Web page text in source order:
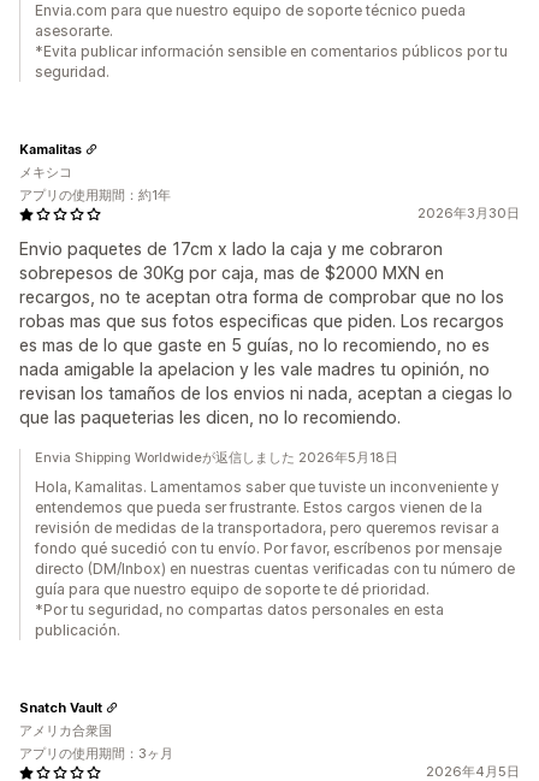
Envia.com para que nuestro equipo de soporte técnico pueda
asesorarte.
*Evita publicar información sensible en comentarios públicos por tu
seguridad.
2026年3月30日
Envio paquetes de 17cm x lado la caja y me cobraron
sobrepesos de 30Kg por caja, mas de $2000 MXN en
recargos, no te aceptan otra forma de comprobar que no los
robas mas que sus fotos especificas que piden. Los recargos
es mas de lo que gaste en 5 guías, no lo recomiendo, no es
nada amigable la apelacion y les vale madres tu opinión, no
revisan los tamaños de los envios ni nada, aceptan a ciegas lo
que las paqueterias les dicen, no lo recomiendo.
Kamalitas
メキシコ
アプリの使用期間：約1年
Envia Shipping Worldwideが返信しました 2026年5月18日
Hola, Kamalitas. Lamentamos saber que tuviste un inconveniente y
entendemos que pueda ser frustrante. Estos cargos vienen de la
revisión de medidas de la transportadora, pero queremos revisar a
fondo qué sucedió con tu envío. Por favor, escríbenos por mensaje
directo (DM/Inbox) en nuestras cuentas verificadas con tu número de
guía para que nuestro equipo de soporte te dé prioridad.
*Por tu seguridad, no compartas datos personales en esta
publicación.
2026年4月5日
Snatch Vault
アメリカ合衆国
アプリの使用期間：3ヶ月